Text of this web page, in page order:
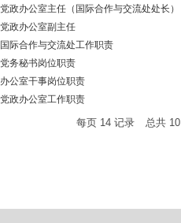
党政办公室主任（国际合作与交流处处长）
党政办公室副主任
国际合作与交流处工作职责
党务秘书岗位职责
办公室干事岗位职责
党政办公室工作职责
每页 14 记录 总共 10